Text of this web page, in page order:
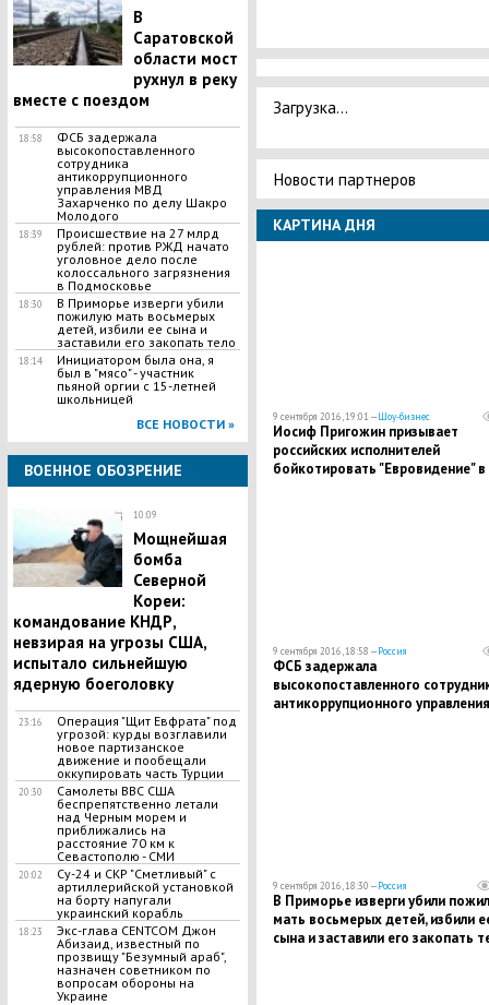
В
Саратовской
области мост
рухнул в реку
вместе с поездом
18:58
ФСБ задержала
высокопоставленного
сотрудника
антикоррупционного
управления МВД
Захарченко по делу Шакро
Молодого
18:39
Происшествие на 27 млрд
рублей: против РЖД начато
уголовное дело после
колоссального загрязнения
в Подмосковье
18:30
В Приморье изверги убили
пожилую мать восьмерых
детей, избили ее сына и
заставили его закопать тело
18:14
Инициатором была она, я
был в "мясо" - участник
пьяной оргии с 15-летней
школьницей
ВСЕ НОВОСТИ »
ВОЕННОЕ ОБОЗРЕНИЕ
10:09
Мощнейшая
бомба
Северной
Кореи:
командование КНДР,
невзирая на угрозы США,
испытало сильнейшую
ядерную боеголовку
23:16
Операция "Щит Евфрата" под
угрозой: курды возглавили
новое партизанское
движение и пообещали
оккупировать часть Турции
20:30
Самолеты ВВС США
беспрепятственно летали
над Черным морем и
приближались на
расстояние 70 км к
Севастополю - СМИ
20:02
Су-24 и СКР "Сметливый" с
артиллерийской установкой
на борту напугали
украинский корабль
18:23
Экс-глава CENTCOM Джон
Абизаид, известный по
прозвищу "Безумный араб",
назначен советником по
вопросам обороны на
Украине
Загрузка...
Новости партнеров
КАРТИНА ДНЯ
9 сентября 2016, 19:01 —Шоу-бизнес
Иосиф Пригожин призывает
российских исполнителей
бойкотировать "Евровидение" в
9 сентября 2016, 18:58 —Россия
ФСБ задержала
высокопоставленного
антикоррупционного управления
9 сентября 2016, 18:30 —Россия
В Приморье изверги убили
мать восьмерых детей, избили
сына и заставили его закопать